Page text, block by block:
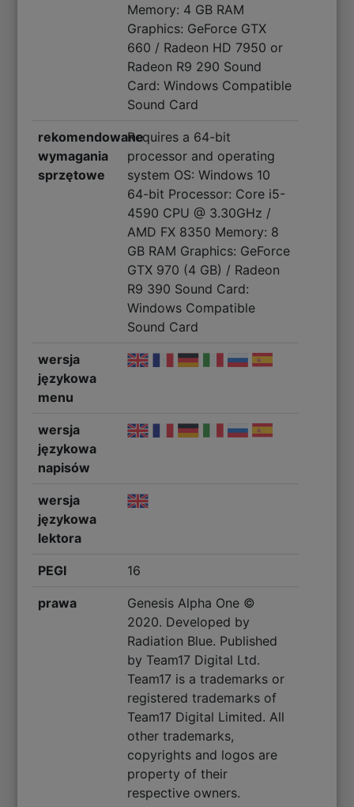
Memory: 4 GB RAM
Graphics: GeForce GTX
660 / Radeon HD 7950 or
Radeon R9 290 Sound
Card: Windows Compatible
Sound Card
rekomendowane
wymagania
sprzętowe
Requires a 64-bit
processor and operating
system OS: Windows 10
64-bit Processor: Core i5-
4590 CPU @ 3.30GHz /
AMD FX 8350 Memory: 8
GB RAM Graphics: GeForce
GTX 970 (4 GB) / Radeon
R9 390 Sound Card:
Windows Compatible
Sound Card
wersja
językowa
menu
wersja
językowa
napisów
wersja
językowa
lektora
PEGI 16
prawa
Genesis Alpha One ©
2020. Developed by
Radiation Blue. Published
by Team17 Digital Ltd.
Team17 is a trademarks or
registered trademarks of
Team17 Digital Limited. All
other trademarks,
copyrights and logos are
property of their
respective owners.